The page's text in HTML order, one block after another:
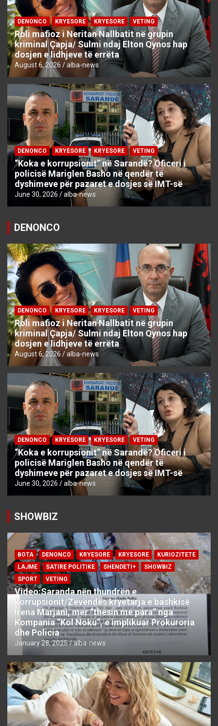
DENONCO KRYESORE KRYESORE VETING
Roli mafioz i Neritan Nallbatit në grupin
kriminal Çapja/ Sulmi ndaj Elton Qynos hap
dosjen e lidhjeve të errëta
August 6, 2026 alba-news
DENONCO KRYESORE KRYESORE VETING
“Koka e korrupsionit” në Sarandë? Oficeri i
policisë Mariglen Basho në qendër të
dyshimeve për pazaret e dosjes së IMT-së
June 30, 2026 alba-news
DENONCO
DENONCO KRYESORE KRYESORE VETING
Roli mafioz i Neritan Nallbatit në grupin
kriminal Çapja/ Sulmi ndaj Elton Qynos hap
dosjen e lidhjeve të errëta
August 6, 2026 alba-news
DENONCO KRYESORE KRYESORE VETING
“Koka e korrupsionit” në Sarandë? Oficeri i
policisë Mariglen Basho në qendër të
dyshimeve për pazaret e dosjes së IMT-së
June 30, 2026 alba-news
SHOWBIZ
BOTA DENONCO KRYESORE KRYESORE
KURIOZITETE
LAJME
SATIRE POLITIKE SHENDETI+
SHOWBIZ
SPORT
VETING
Video:Saranda nën thundrën e
korrupsionit/Zëvëndës kryetarja e bashkisë
Irena Marjani, mer “thesin me para” nga
Kompania “Kol Noku”, e implikuar Prokuroria
dhe Policia
January 28, 2025 alba-news